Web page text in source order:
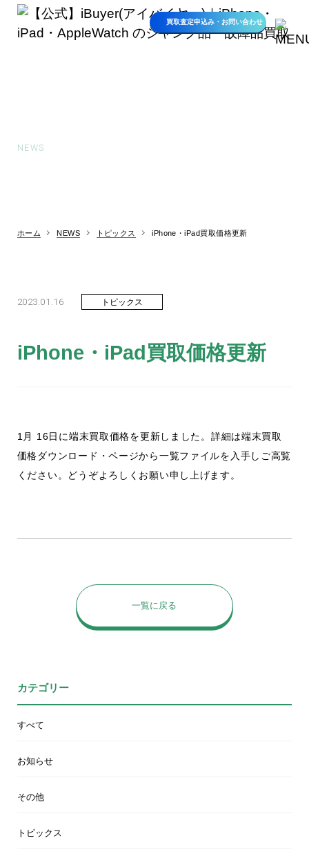
買取査定申込み・ お問い合わせ
NEWS
ホーム NEWS トピックス iPhone・iPad買取価格更新
2023.01.16 トピックス
iPhone・iPad買取価格更新
1月 16日に端末買取価格を更新しました。詳細は端末買取
価格ダウンロード・ページから一覧ファイルを入手しご高覧
ください。どうぞよろしくお願い申し上げます。
一覧に戻る
カテゴリー
すべて
お知らせ
その他
トピックス